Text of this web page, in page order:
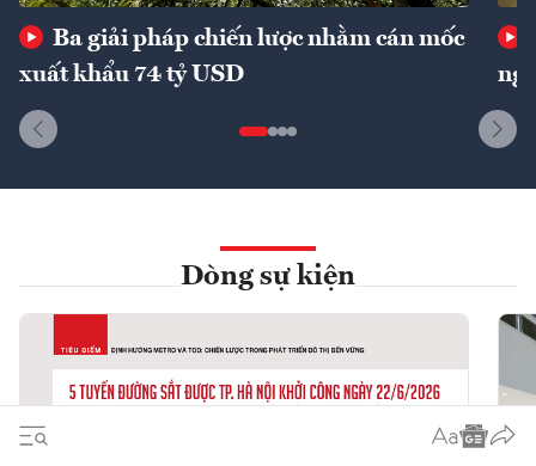
Ba giải pháp chiến lược nhằm cán mốc
xuất khẩu 74 tỷ USD
Dòng sự kiện